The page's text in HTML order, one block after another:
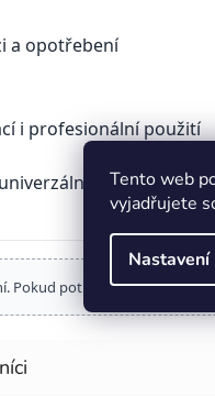
Tento web
vyjadřujete
Nastavení
a opotřebení
i profesionální použití
nástroj, který
Pokud potřebujete poradit s